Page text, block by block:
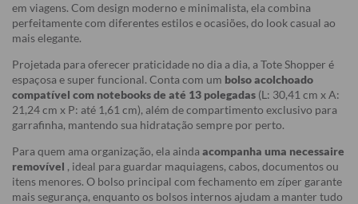
em viagens. Com design moderno e minimalista, ela combina
perfeitamente com diferentes estilos e ocasiões, do look casual ao
mais elegante.
Projetada para oferecer praticidade no dia a dia, a Tote Shopper é
espaçosa e super funcional. Conta com um bolso acolchoado
compatível com notebooks de até 13 polegadas (L: 30,41 cm x A:
21,24 cm x P: até 1,61 cm), além de compartimento exclusivo para
garrafinha, mantendo sua hidratação sempre por perto.
Para quem ama organização, ela ainda acompanha uma necessaire
removível , ideal para guardar maquiagens, cabos, documentos ou
itens menores. O bolso principal com fechamento em zíper garante
mais segurança, enquanto os bolsos internos ajudam a manter tudo